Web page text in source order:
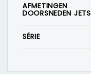
AFMETINGEN
DOORSNEDEN JETS
SÉRIE